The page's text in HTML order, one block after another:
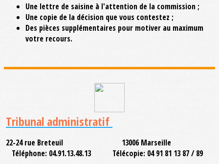
Une lettre de saisine à l'attention de la commission ;
Une copie de la décision que vous contestez ;
Des pièces supplémentaires pour motiver au maximum
votre recours.
Tribunal administratif
22-24 rue Breteuil 13006 Marseille
Téléphone: 04.91.13.48.13 Télécopie: 04 91 81 13 87 / 89